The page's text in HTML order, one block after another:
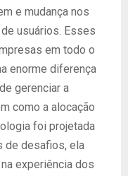
e mudança nos
usuários. Esses
em todo o
enorme diferença
gerenciar a
como a alocação
foi projetada
de desafios, ela
experiência dos